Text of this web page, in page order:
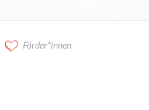
Förder*innen